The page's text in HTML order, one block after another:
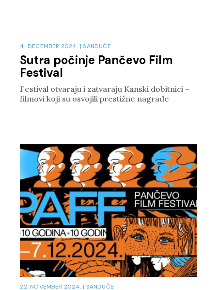
Sutra počinje Pančevo Film
Festival
4. DECEMBER 2024. | SANDUČE
Festival otvaraju i zatvaraju Kanski dobitnici –
filmovi koji su osvojili prestižne nagrade
22. NOVEMBER 2024. | SANDUČE